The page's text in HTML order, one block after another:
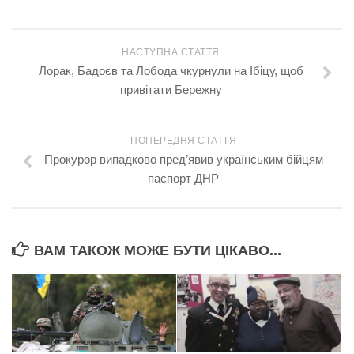
НАСТУПНА СТАТТЯ
Лорак, Бадоєв та Лобода чкурнули на Ібіцу, щоб
привітати Бережну
ПОПЕРЕДНЯ СТАТТЯ
Прокурор випадково пред’явив українським бійцям
паспорт ДНР
ВАМ ТАКОЖ МОЖЕ БУТИ ЦІКАВО...